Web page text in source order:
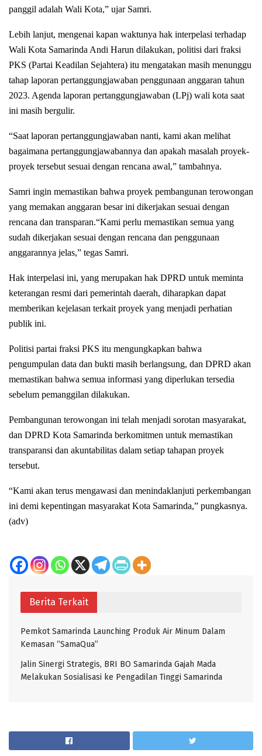
panggil adalah Wali Kota,” ujar Samri.
Lebih lanjut, mengenai kapan waktunya hak interpelasi terhadap
Wali Kota Samarinda Andi Harun dilakukan, politisi dari fraksi
PKS (Partai Keadilan Sejahtera) itu mengatakan masih menunggu
tahap laporan pertanggungjawaban penggunaan anggaran tahun
2023. Agenda laporan pertanggungjawaban (LPj) wali kota saat
ini masih bergulir.
“Saat laporan pertanggungjawaban nanti, kami akan melihat
bagaimana pertanggungjawabannya dan apakah masalah proyek-
proyek tersebut sesuai dengan rencana awal,” tambahnya.
Samri ingin memastikan bahwa proyek pembangunan terowongan
yang memakan anggaran besar ini dikerjakan sesuai dengan
rencana dan transparan.“Kami perlu memastikan semua yang
sudah dikerjakan sesuai dengan rencana dan penggunaan
anggarannya jelas,” tegas Samri.
Hak interpelasi ini, yang merupakan hak DPRD untuk meminta
keterangan resmi dari pemerintah daerah, diharapkan dapat
memberikan kejelasan terkait proyek yang menjadi perhatian
publik ini.
Politisi partai fraksi PKS itu mengungkapkan bahwa
pengumpulan data dan bukti masih berlangsung, dan DPRD akan
memastikan bahwa semua informasi yang diperlukan tersedia
sebelum pemanggilan dilakukan.
Pembangunan terowongan ini telah menjadi sorotan masyarakat,
dan DPRD Kota Samarinda berkomitmen untuk memastikan
transparansi dan akuntabilitas dalam setiap tahapan proyek
tersebut.
“Kami akan terus mengawasi dan menindaklanjuti perkembangan
ini demi kepentingan masyarakat Kota Samarinda,” pungkasnya.
(adv)
Berita Terkait
Pemkot Samarinda Launching Produk Air Minum Dalam
Kemasan “SamaQua”
Jalin Sinergi Strategis, BRI BO Samarinda Gajah Mada
Melakukan Sosialisasi ke Pengadilan Tinggi Samarinda